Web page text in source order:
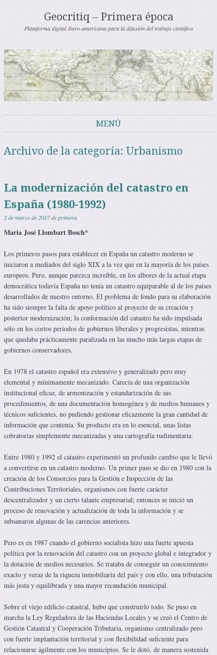
Geocritiq – Primera época
Plataforma digital ibero-americana para la difusión del trabajo científico
MENÚ
Archivo de la categoría: Urbanismo
La modernización del catastro en
España (1980-1992)
2 de marzo de 2017deprimera
Maria José Llombart Bosch*
Los primeros pasos para establecer en España un catastro moderno se
iniciaron a mediados del siglo XIX a la vez que en la mayoría de los países
europeos. Pero, aunque parezca increíble, en los albores de la actual etapa
democrática todavía España no tenía un catastro equiparable al de los países
desarrollados de nuestro entorno. El problema de fondo para su elaboración
ha sido siempre la falta de apoyo político al proyecto de su creación y
posterior modernización; la conformación del catastro ha sido impulsada
sólo en los cortos períodos de gobiernos liberales y progresistas, mientras
que quedaba prácticamente paralizada en las mucho más largas etapas de
gobiernos conservadores.
En 1978 el catastro español era extensivo y generalizado pero muy
elemental y mínimamente mecanizado. Carecía de una organización
institucional eficaz, de armonización y estandarización de sus
procedimientos, de una documentación homogénea y de medios humanos y
técnicos suficientes, no pudiendo gestionar eficazmente la gran cantidad de
información que contenía. Su producto era en lo esencial, unas listas
cobratorias simplemente mecanizadas y una cartografía rudimentaria.
Entre 1980 y 1992 el catastro experimentó un profundo cambio que le llevó
a convertirse en un catastro moderno. Un primer paso se dio en 1980 con la
creación de los Consorcios para la Gestión e Inspección de las
Contribuciones Territoriales, organismos con fuerte carácter
descentralizador y un cierto talante empresarial; entonces se inició un
proceso de renovación y actualización de toda la información y se
subsanaron algunas de las carencias anteriores.
Pero es en 1987 cuando el gobierno socialista hizo una fuerte apuesta
política por la renovación del catastro con un proyecto global e integrador y
la dotación de medios necesarios. Se trataba de conseguir un conocimiento
exacto y veraz de la riqueza inmobiliaria del país y con ello, una tributación
más justa y equilibrada y una mayor recaudación municipal.
Sobre el viejo edificio catastral, hubo que construirlo todo. Se puso en
marcha la Ley Reguladora de las Haciendas Locales y se creó el Centro de
Gestión Catastral y Cooperación Tributaria, organismo centralizado pero
con fuerte implantación territorial y con flexibilidad suficiente para
relacionarse ágilmente con los municipios. Se le dotó, de manera sostenida